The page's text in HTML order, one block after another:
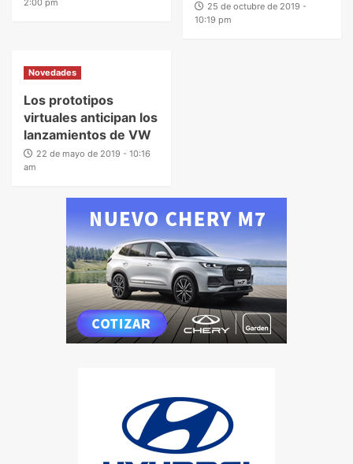
2:00 pm
25 de octubre de 2019 -
10:19 pm
Novedades
Los prototipos
virtuales anticipan los
lanzamientos de VW
22 de mayo de 2019 - 10:16
am